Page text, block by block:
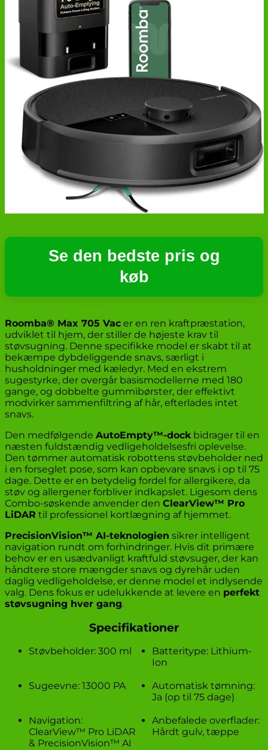
Se den bedste pris og
køb
Roomba® Max 705 Vac er en ren kraftpræstation,
udviklet til hjem, der stiller de højeste krav til
støvsugning. Denne specifikke model er skabt til at
bekæmpe dybdeliggende snavs, særligt i
husholdninger med kæledyr. Med en ekstrem
sugestyrke, der overgår basismodellerne med 180
gange, og dobbelte gummibørster, der effektivt
modvirker sammenfiltring af hår, efterlades intet
snavs.
Den medfølgende AutoEmpty™-dockbidrager til en
næsten fuldstændig vedligeholdelsesfri oplevelse.
Den tømmer automatisk robottens støvbeholder ned
i en forseglet pose, som kan opbevare snavs i op til 75
dage. Dette er en betydelig fordel for allergikere, da
støv og allergener forbliver indkapslet. Ligesom dens
Combo-søskende anvender den ClearView™ Pro
LiDAR til professionel kortlægning af hjemmet.
PrecisionVision™ AI-teknologien sikrer intelligent
navigation rundt om forhindringer. Hvis dit primære
behov er en usædvanligt kraftfuld støvsuger, der kan
håndtere store mængder snavs og dyrehår uden
daglig vedligeholdelse, er denne model et indlysende
valg. Dens fokus er udelukkende at levere en perfekt
støvsugning hver gang.
Specifikationer
Støvbeholder: 300 ml
Batteritype: Lithium-
Ion
Sugeevne: 13000 PA
Automatisk tømning:
Ja (op til 75 dage)
Navigation:
ClearView™ Pro LiDAR
& PrecisionVision™ AI
Anbefalede overflader:
Hårdt gulv, tæppe